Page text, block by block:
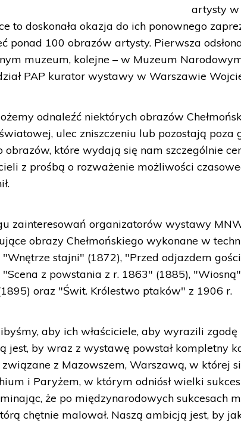
artysty w
to doskonała okazja do ich ponownego
ponad 100 obrazów artysty. Pierwsza
muzeum, kolejne – w Muzeum
PAP kurator wystawy w Warszawie
odnaleźć niektórych obrazów
ulec zniszczeniu lub pozostają
obrazów, które wydają się nam szczególnie
z prośbą o rozważenie możliwości
zainteresowań organizatorów wystawy
obrazy Chełmońskiego wykonane w
"Wnętrze stajni" (1872), "Przed odjazdem
"Scena z powstania z r. 1863" (1885),
oraz "Świt. Królestwo ptaków" z 1906 r.
aby ich właściciele, aby wyrazili
jest, by wraz z wystawę powstał kompletny
związane z Mazowszem, Warszawą, w której
i Paryżem, w którym odniósł wielki
że po międzynarodowych sukcesach
chętnie malował. Naszą ambicją jest, by